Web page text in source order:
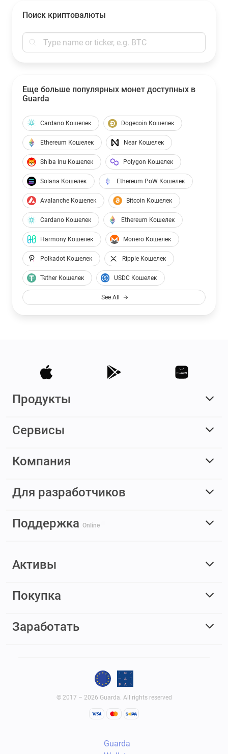
Поиск криптовалюты
Еще больше популярных монет доступных в
Guarda
Cardano Кошелек Dogecoin Кошелек
Ethereum Кошелек Near Кошелек
Shiba Inu Кошелек Polygon Кошелек
Solana Кошелек Ethereum PoW Кошелек
Avalanche Кошелек Bitcoin Кошелек
Cardano Кошелек Ethereum Кошелек
Harmony Кошелек Monero Кошелек
Polkadot Кошелек Ripple Кошелек
Tether Кошелек USDC Кошелек
See All
Продукты
Сервисы
Компания
Для разработчиков
Поддержка Online
Активы
Покупка
Заработать
© 2017 – 2026 Guarda. All rights reserved
Guarda